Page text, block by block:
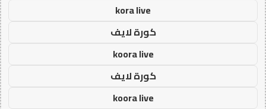
kora live
كورة لايف
koora live
كورة لايف
koora live